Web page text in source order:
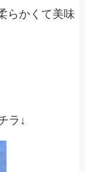
らかくて美味
ラ↓